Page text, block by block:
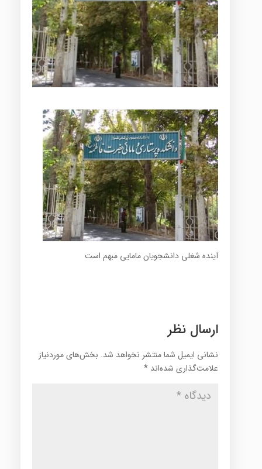
آینده شغلی دانشجویان مامایی مبهم است
ارسال نظر
نشانی ایمیل شما منتشر نخواهد شد. بخش‌های موردنیاز
علامت‌گذاری شده‌اند *